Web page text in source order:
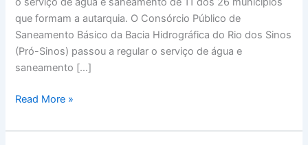
que formam a autarquia. O Consórcio Público de
Saneamento Básico da Bacia Hidrográfica do Rio dos Sinos
(Pró-Sinos) passou a regular o serviço de água e
saneamento […]
Read More »